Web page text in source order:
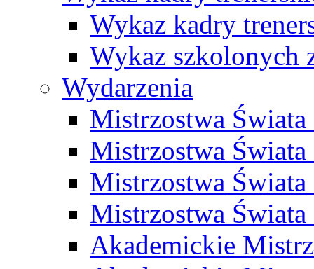
Wykaz kadry
Wykaz szkolonych
Wydarzenia
Mistrzostwa
Mistrzostwa
Mistrzostwa
Mistrzostwa
Akademickie